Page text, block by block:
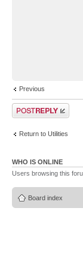
Previous
Post a reply
Return to Utilities
WHO IS ONLINE
Users browsing this
Board index